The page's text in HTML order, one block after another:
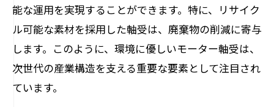
能な運用を実現することができます。特に、リサイク
ル可能な素材を採用した軸受は、廃棄物の削減に寄与
します。このように、環境に優しいモーター軸受は、
次世代の産業構造を支える重要な要素として注目され
ています。